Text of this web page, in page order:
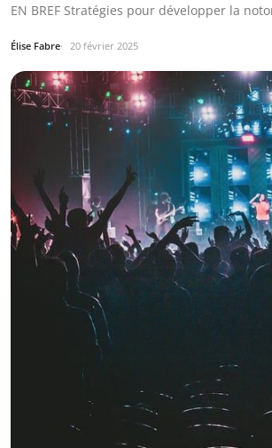
EN BREF Stratégies pour développer la
Élise Fabre 20 février 2025